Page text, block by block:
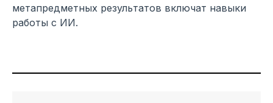
метапредметных результатов включат навыки
работы с ИИ.